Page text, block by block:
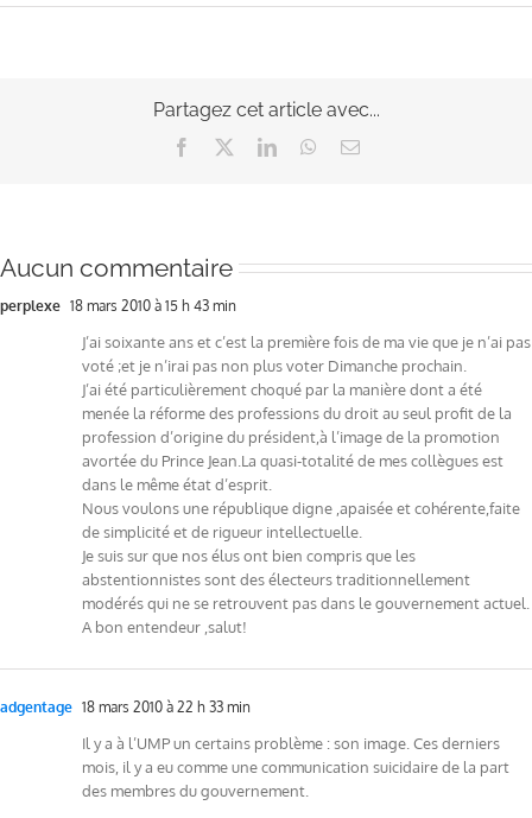
Partagez cet article avec...
Facebook LinkedInWhatsApp
Email
Aucun commentaire
perplexe 18 mars 2010 à 15 h 43 min
J’ai soixante ans et c’est la première fois de ma vie que je n’ai pas
voté ;et je n’irai pas non plus voter Dimanche prochain.
J’ai été particulièrement choqué par la manière dont a été
menée la réforme des professions du droit au seul profit de la
profession d’origine du président,à l’image de la promotion
avortée du Prince Jean.La quasi-totalité de mes collègues est
dans le même état d’esprit.
Nous voulons une république digne ,apaisée et cohérente,faite
de simplicité et de rigueur intellectuelle.
Je suis sur que nos élus ont bien compris que les
abstentionnistes sont des électeurs traditionnellement
modérés qui ne se retrouvent pas dans le gouvernement actuel.
A bon entendeur ,salut!
adgentage 18 mars 2010 à 22 h 33 min
Il y a à l’UMP un certains problème : son image. Ces derniers
mois, il y a eu comme une communication suicidaire de la part
des membres du gouvernement.